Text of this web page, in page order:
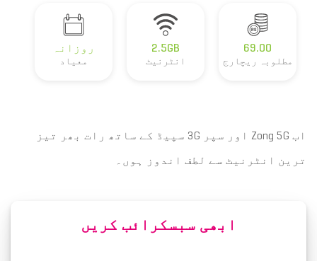
69.00
مطلوبہ ریچارج
2.5GB
انٹرنیٹ
روزانہ
معیاد
اب Zong 5G اور سپر 3G سپیڈ کے ساتھ رات بھر تیز
ترین انٹرنیٹ سے لطف اندوز ہوں۔
ابھی سبسکرائب کریں